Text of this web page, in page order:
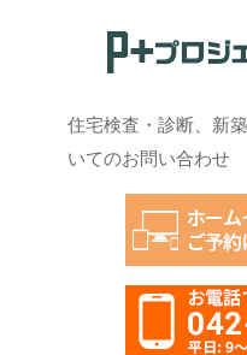
住宅検査・診断、新
いてのお問い合わせ